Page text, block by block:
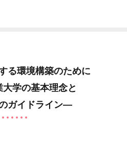
る環境構築のために
大学の基本理念と
ガイドライン―